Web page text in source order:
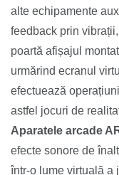
alte echipamente
feedback prin
poartă afișajul
urmărind ecranul
efectuează
astfel jocuri de
Aparatele arcade
efecte sonore de
într-o lume virtuală a